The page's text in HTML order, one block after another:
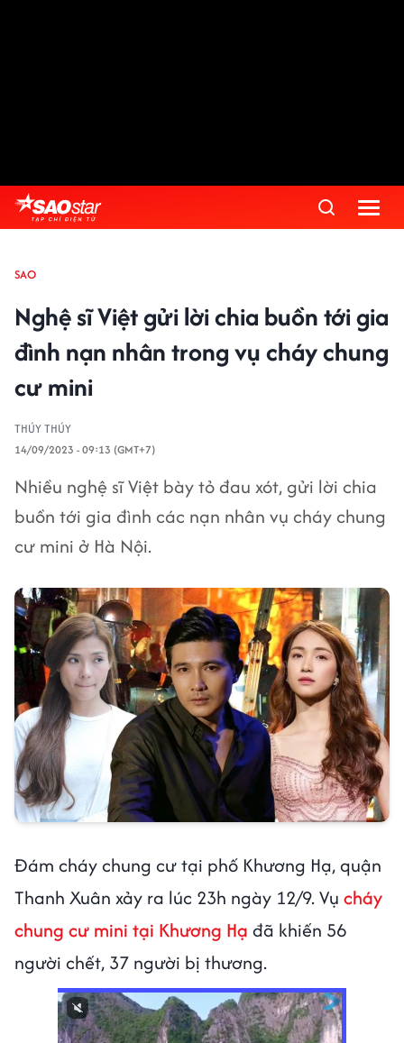
SAO
Nghệ sĩ Việt gửi lời chia buồn tới gia
đình nạn nhân trong vụ cháy chung
cư mini
THÚY THÚY
14/09/2023 - 09:13 (GMT+7)
Nhiều nghệ sĩ Việt bày tỏ đau xót, gửi lời chia
buồn tới gia đình các nạn nhân vụ cháy chung
cư mini ở Hà Nội.
Đám cháy chung cư tại phố Khương Hạ, quận
Thanh Xuân xảy ra lúc 23h ngày 12/9. Vụ cháy
chung cư mini tại Khương Hạ đã khiến 56
người chết, 37 người bị thương.